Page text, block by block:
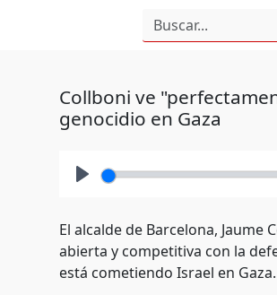
Collboni ve
genocidio en Gaza
El alcalde de Barcelona,
abierta y competitiva con la
está cometiendo Israel en Gaza.